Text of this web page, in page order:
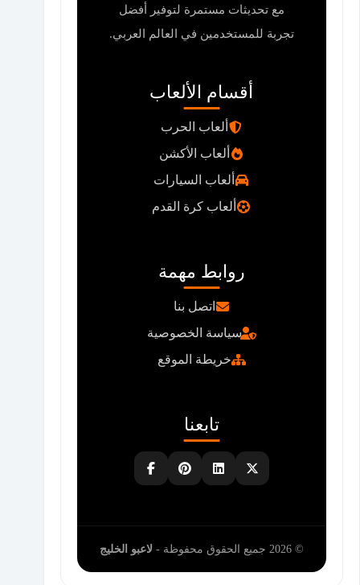
مع تحديثات مستمرة لتوفير أفضل
تجربة للمستخدمين في العالم العربي.
أقسام الألعاب
ألعاب الحرب
ألعاب الأكشن
ألعاب السيارات
ألعاب كرة القدم
روابط مهمة
اتصل بنا
سياسة الخصوصية
خريطة الموقع
تابعنا
© 2026 جميع الحقوق محفوظة - لاعبو الخليج